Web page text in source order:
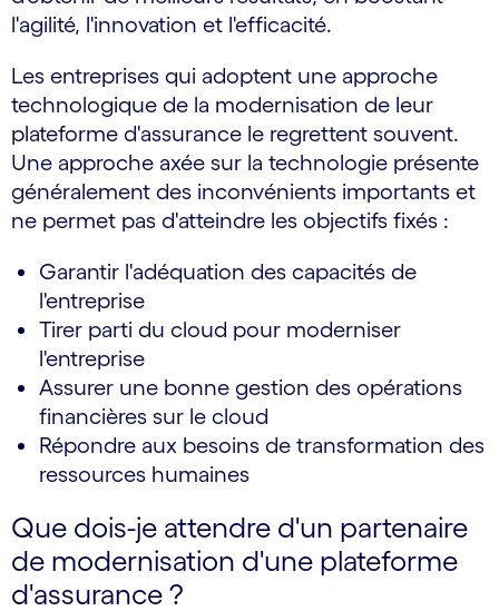
l'agilité, l'innovation et l'efficacité.
Les entreprises qui adoptent une approche
technologique de la modernisation de leur
plateforme d'assurance le regrettent souvent.
Une approche axée sur la technologie présente
généralement des inconvénients importants et
ne permet pas d'atteindre les objectifs fixés :
Garantir l'adéquation des capacités de
l'entreprise
Tirer parti du cloud pour moderniser
l'entreprise
Assurer une bonne gestion des opérations
financières sur le cloud
Répondre aux besoins de transformation des
ressources humaines
Que dois-je attendre d'un partenaire
de modernisation d'une plateforme
d'assurance ?